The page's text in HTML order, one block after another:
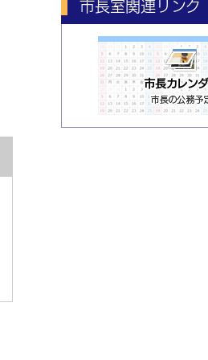
市長室関連リンク